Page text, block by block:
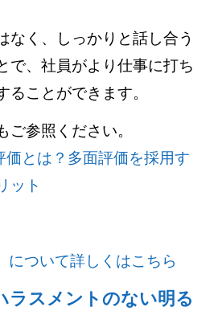
なく、しっかりと話し合う
で、社員がより仕事に打ち
ることができます。
ご参照ください。
とは？多面評価を採用す
ット
ついて詳しくはこちら
ラスメントのない明る